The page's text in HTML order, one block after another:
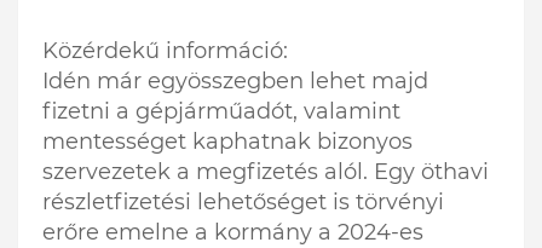
Közérdekű információ:
Idén már egyösszegben lehet majd
fizetni a gépjárműadót, valamint
mentességet kaphatnak bizonyos
szervezetek a megfizetés alól. Egy öthavi
részletfizetési lehetőséget is törvényi
erőre emelne a kormány a 2024-es